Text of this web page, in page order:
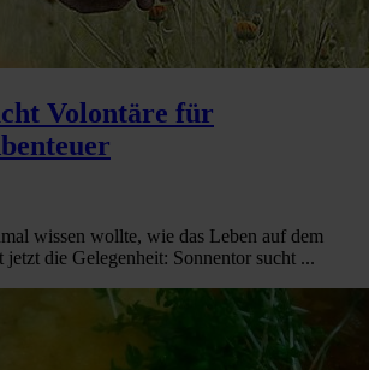
Volontäre für
wissen wollte, wie das Leben auf dem
jetzt die Gelegenheit: Sonnentor sucht ...